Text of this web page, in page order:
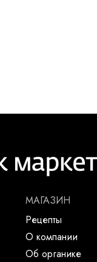
МАГАЗИН
Рецепты
О компании
Об органике